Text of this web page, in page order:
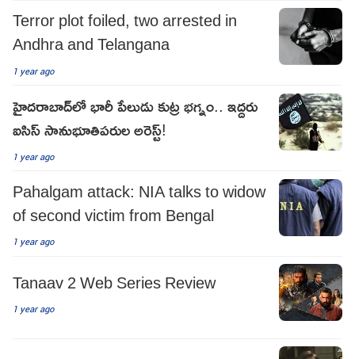
Terror plot foiled, two arrested in
Andhra and Telangana
1 year ago
హైదరాబాద్‌లో భారీ పేలుడు కుట్ర భగ్నం.. ఇద్దరు
ఐసిస్ సానుభూతిపరుల అరెస్ట్!
1 year ago
Pahalgam attack: NIA talks to widow
of second victim from Bengal
1 year ago
Tanaav 2 Web Series Review
1 year ago